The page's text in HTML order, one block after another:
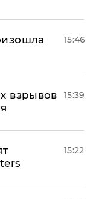
15:46
взрывов
15:39
15:22